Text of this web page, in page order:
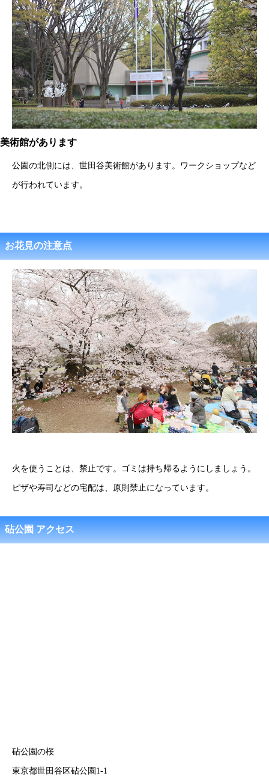
美術館があります
公園の北側には、世田谷美術館があります。ワークショップなど
が行われています。
お花見の注意点
火を使うことは、禁止です。ゴミは持ち帰るようにしましょう。
ピザや寿司などの宅配は、原則禁止になっています。
砧公園 アクセス
砧公園の桜
東京都世田谷区砧公園1-1